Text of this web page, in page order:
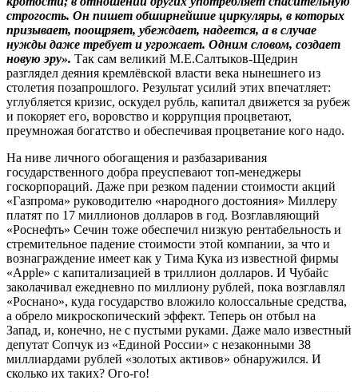
строгость. Он пишет обширнейшие циркуляры, в которых
призывает, поощряет, убеждает, надеется, а в случае
нужды даже требует и угрожает. Одним словом, создает
новую эру». Так сам великий М.Е.Салтыков-Щедрин
разглядел деяния кремлёвской власти века нынешнего из
столетия позапрошлого. Результат усилий этих впечатляет:
углубляется кризис, оскудел рубль, капитал движется за рубеж
и покоряет его, воровство и коррупция процветают,
преумножая богатство и обеспечивая процветание кого надо.
На ниве личного обогащения и разбазаривания
государственного добра преуспевают топ-менеджеры
госкорпораций. Даже при резком падении стоимости акций
«Газпрома» руководителю «народного достояния» Миллеру
платят по 17 миллионов долларов в год. Возглавляющий
«Роснефть» Сечин тоже обеспечил низкую рентабельность и
стремительное падение стоимости этой компании, за что и
вознаграждение имеет как у Тима Кука из известной фирмы
«Applе» с капитализацией в триллион долларов. И Чубайс
заколачивал ежедневно по миллиону рублей, пока возглавлял
«Роснано», куда государство вложило колоссальные средства,
а обрело микроскопический эффект. Теперь он отбыл на
Запад, и, конечно, не с пустыми руками. Даже мало известный
депутат Сопчук из «Единой России» с незаконными 38
миллиардами рублей «золотых активов» обнаружился. И
сколько их таких? Ого-го!